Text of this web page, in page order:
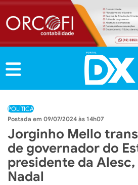
POLÍTICA
09/07/2024 às 14h07
Jorginho Mello
de governador do
presidente da
Nadal